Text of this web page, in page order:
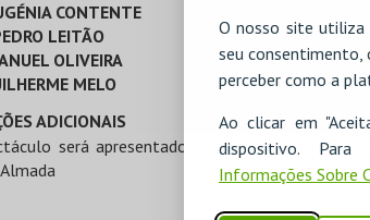
O nosso site utiliza
seu consentimento,
perceber como a
Ao clicar em
dispositivo.
Informações Sobre
CONTENTE
LEITÃO
OLIVEIRA
MELO
ADICIONAIS
será apresentado no Teatro Municipal